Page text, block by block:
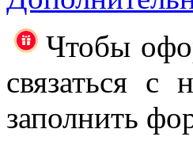
Чтобы
связаться
заполнить